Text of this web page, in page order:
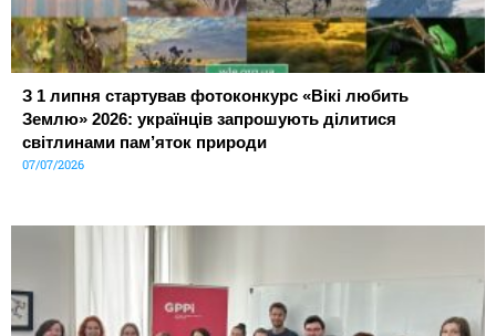
З 1 липня стартував фотоконкурс «Вікі любить
Землю» 2026: українців запрошують ділитися
світлинами пам’яток природи
07/07/2026